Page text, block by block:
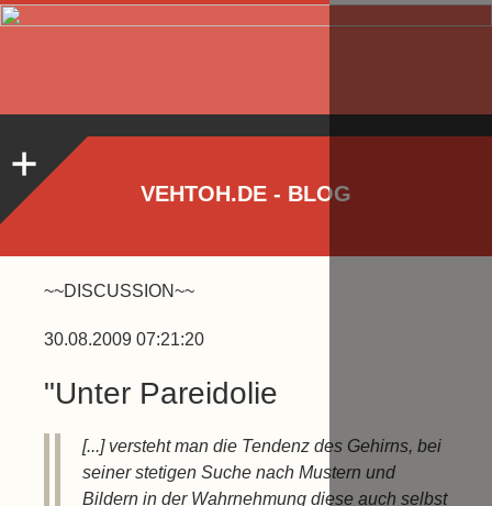
VEHTOH.DE - BLOG
~~DISCUSSION~~
30.08.2009 07:21:20
"Unter Pareidolie
[...] versteht man die Tendenz des Gehirns, bei
seiner stetigen Suche nach Mustern und
Bildern in der Wahrnehmung diese auch selbst